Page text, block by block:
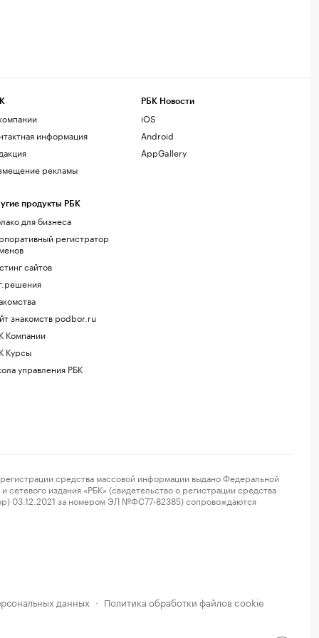
информация
рекламы
продукты РБК
для бизнеса
регистратор
сайтов
знакомств podbor.ru
Компании
Курсы
управления РБК
РБК Новости
iOS
Android
AppGallery
средства массовой информации выдано Федеральной
издания «РБК» (свидетельство о регистрации средства
03.12.2021 за номером ЭЛ №ФС77-82385) сопровождаются
данных · Политика обработки файлов cookie